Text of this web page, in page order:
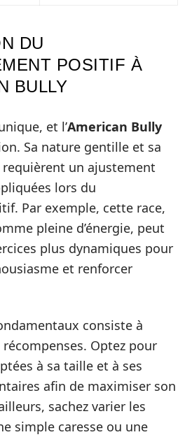
DU
POSITIF À
BULLY
et l’American Bully
Sa nature gentille et sa
un ajustement
lors du
Par exemple, cette race,
pleine d’énergie, peut
plus dynamiques pour
et renforcer
consiste à
Optez pour
à sa taille et à ses
afin de maximiser son
sachez varier les
simple caresse ou une